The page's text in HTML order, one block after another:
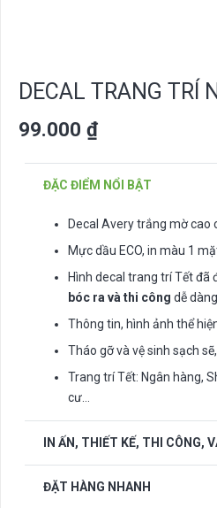
DECAL TRANG TRÍ
99.000 ₫
ĐẶC ĐIỂM NỔI BẬT
Decal Avery trắng mờ cao
Mực dầu ECO, in màu 1
Hình decal trang trí Tết đã
bóc ra và thi công dễ dàng
Thông tin, hình ảnh thể
Tháo gỡ và vệ sinh sạch
Trang trí Tết: Ngân hàng,
cư…
IN ẤN, THIẾT KẾ, THI CÔNG,
ĐẶT HÀNG NHANH